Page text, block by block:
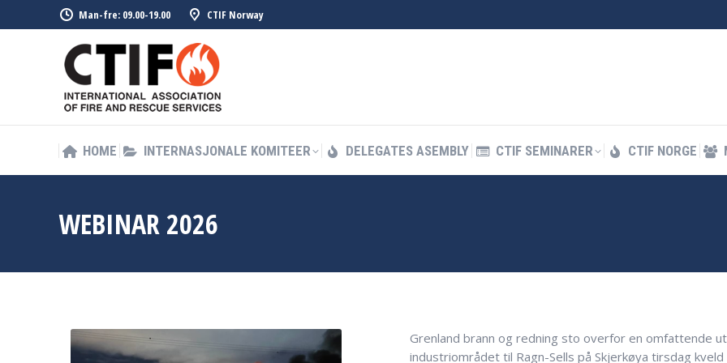
Man-fre: 09.00-19.00 CTIF Norway
HOME INTERNASJONALE KOMITEER DELEGATES ASEMBLY CTIF SEMINARER CTIF NORGE
WEBINAR 2026
Grenland brann og redning sto overfor en omfattende
industriområdet til Ragn-Sells på Skjerkøya tirsdag
HOME INTERNASJONALE KOMITEER DELEGATES ASEMBLY CTIF SEMINARER CTIF NORGE